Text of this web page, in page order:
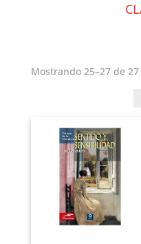
Mostrando 25–27 de